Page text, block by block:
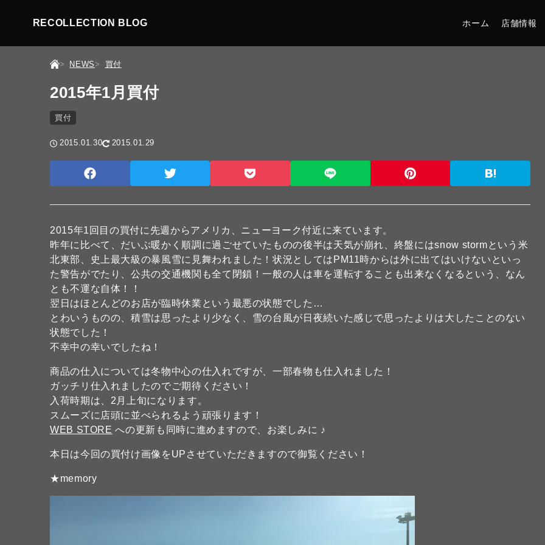
RECOLLECTION BLOG ホーム 店舗情報
NEWS 買付
2015年1月買付
買付
2015.01.30 2015.01.29
2015年1回目の買付に先週からアメリカ、ニューヨーク付近に来ています。
昨年に比べて、だいぶ暖かく順調に過ごせていたものの後半は天気が崩れ、終盤にはsnow stormという米
北東部、史上最大級の暴風雪に見舞われました！状況としてはPM11時からは外に出てはいけないといっ
た警告がでたり、公共の交通機関も全て閉鎖！一般の人は車を運転することも出来なくなるという、なん
とも不運な自体！！
翌日はほとんどのお店が臨時休業という最悪の状態でした…
とわいうものの、積雪は思ったより少なく、雪の台風が日夜続いた感じで思ったよりは大したことのない
状態でした！
不幸中の幸いでしたね！
商品の仕入については冬物中心の仕入れですが、一部春物も仕入れました！
ガッチリ仕入れましたのでご期待ください！
入荷時期は、2月上旬になります。
スムーズに店頭に並べられるよう頑張ります！
WEB STORE への更新も同時に進めますので、お楽しみに ♪
本日は今回の買付け画像をUPさせていただきますので御覧ください！
★memory